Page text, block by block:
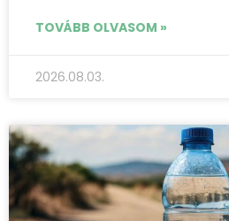
TOVÁBB OLVASOM »
2026.08.03.